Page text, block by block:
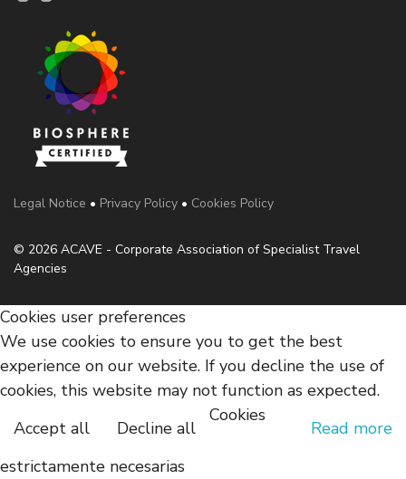
Legal Notice • Privacy Policy • Cookies Policy
© 2026 ACAVE - Corporate Association of Specialist Travel
Agencies
Cookies user preferences
We use cookies to ensure you to get the best
experience on our website. If you decline the use of
cookies, this website may not function as expected.
Accept all
Decline all Read more
Cookies
estrictamente necesarias